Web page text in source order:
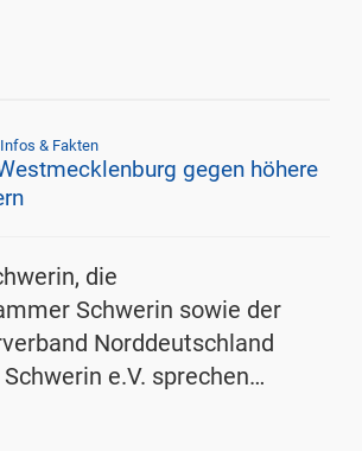
Infos & Fakten
gegen höhere
die
Schwerin sowie der
Norddeutschland
e.V. sprechen…